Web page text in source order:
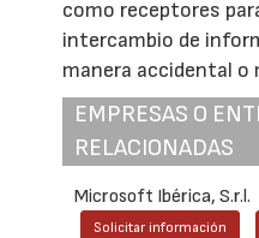
como receptores
intercambio de
manera accidental o
EMPRESAS O
RELACIONADAS
Microsoft Ibérica, S.r.l.
Solicitar información